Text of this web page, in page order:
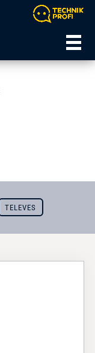
TELEVES